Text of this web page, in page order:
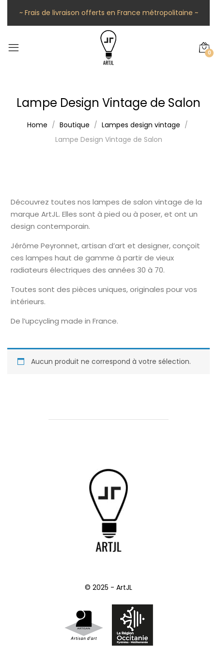
~ Frais de livraison offerts en France métropolitaine ~
0
Lampe Design Vintage de Salon
Home Boutique
Lampes design vintage
Lampe Design Vintage de Salon
Découvrez toutes nos lampes de salon vintage de la
marque ArtJL. Elles sont à pied ou à poser, et ont un
design contemporain.
Jérôme Peyronnet, artisan d’art et designer, conçoit
ces lampes haut de gamme à partir de vieux
radiateurs électriques des années 30 à 70.
Toutes sont des pièces uniques, originales pour vos
intérieurs.
De l’upcycling made in France.
Aucun produit ne correspond à votre sélection.
© 2025 - ArtJL